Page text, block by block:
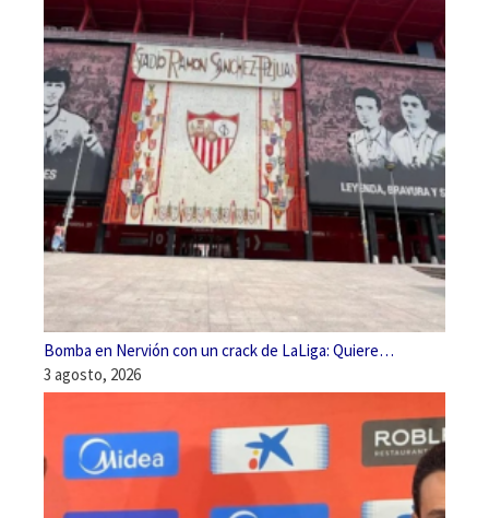
Bomba en Nervión con un crack de LaLiga: Quiere…
3 agosto, 2026